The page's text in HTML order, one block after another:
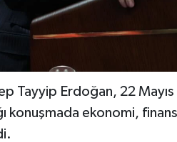
Tayyip Erdoğan, 22
konuşmada ekonomi,